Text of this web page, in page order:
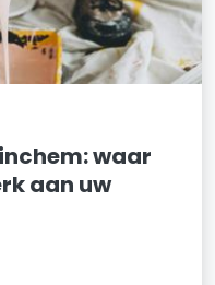
waar
aan uw